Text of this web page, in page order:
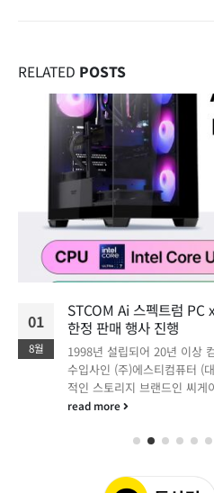
RELATED POSTS
01
8월
STCOM Ai 스펙트럼
한정 판매 행사 진행
1998년 설립되어 20년 이상
수입사인 (주)에스티컴퓨터 (
적인 스토리지 브랜드인 씨
read more